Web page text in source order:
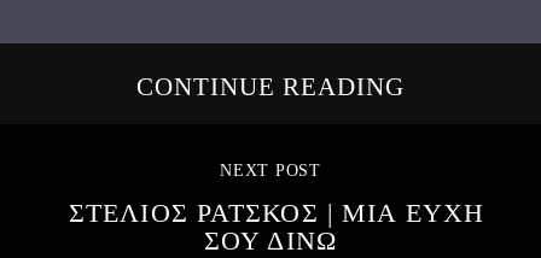
CONTINUE READING
NEXT POST
ΣΤΕΛΙΟΣ ΡΑΤΣΚΟΣ | ΜΙΑ ΕΥΧΗ
ΣΟΥ ΔΙΝΩ